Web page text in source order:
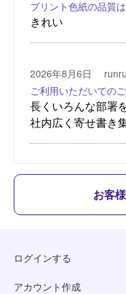
お客
ログインする
アカウント作成